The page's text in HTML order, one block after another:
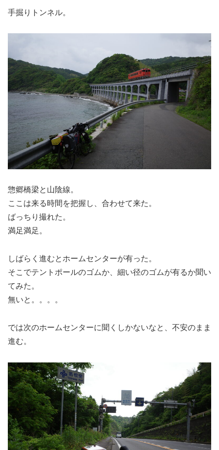
手掘りトンネル。
惣郷橋梁と山陰線。
ここは来る時間を把握し、合わせて来た。
ばっちり撮れた。
満足満足。
しばらく進むとホームセンターが有った。
そこでテントポールのゴムか、細い径のゴムが有るか聞い
てみた。
無いと。。。。
では次のホームセンターに聞くしかないなと、不安のまま
進む。